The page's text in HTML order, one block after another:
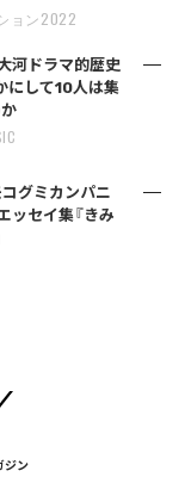
ョン2022
河ドラマ的歴史
して10人は集
コグミカンパニ
ッセイ集『きみ
ジン